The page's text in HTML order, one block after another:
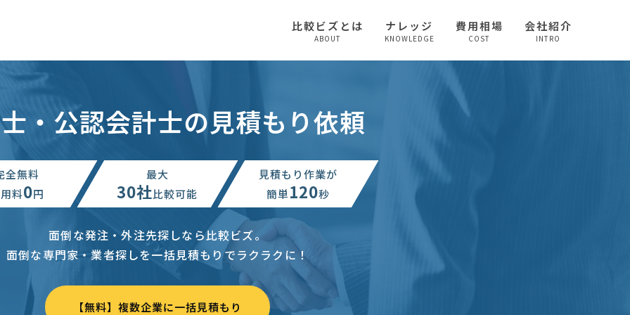
比較ビズとは
ABOUT
ナレッジ
KNOWLEDGE
費用相場
COST
会社紹介
INTRO
・公認会計士の見積もり依頼
全無料
料0円
最大
30社比較可能
見積もり作業が
簡単120秒
面倒な発注・外注先探しなら比較ビズ。
面倒な専門家・業者探しを一括見積もりでラクラクに！
【無料】複数企業に一括見積もり